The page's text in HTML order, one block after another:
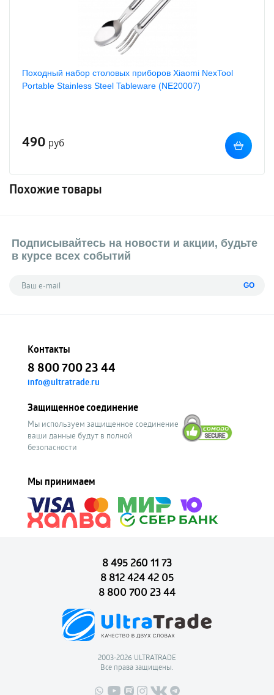
Походный набор столовых приборов Xiaomi NexTool
Portable Stainless Steel Tableware (NE20007)
490 руб
Похожие товары
Подписывайтесь на новости и акции, будьте
в курсе всех событий
GO
Контакты
8 800 700 23 44
info@ultratrade.ru
Защищенное соединение
Мы используем защищенное соединение
ваши данные будут в полной
безопасности
Мы принимаем
8 495 260 11 73
8 812 424 42 05
8 800 700 23 44
2003-2026 ULTRATRADE
Все права защищены.